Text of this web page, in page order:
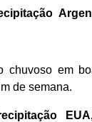
chuvoso em
de semana.